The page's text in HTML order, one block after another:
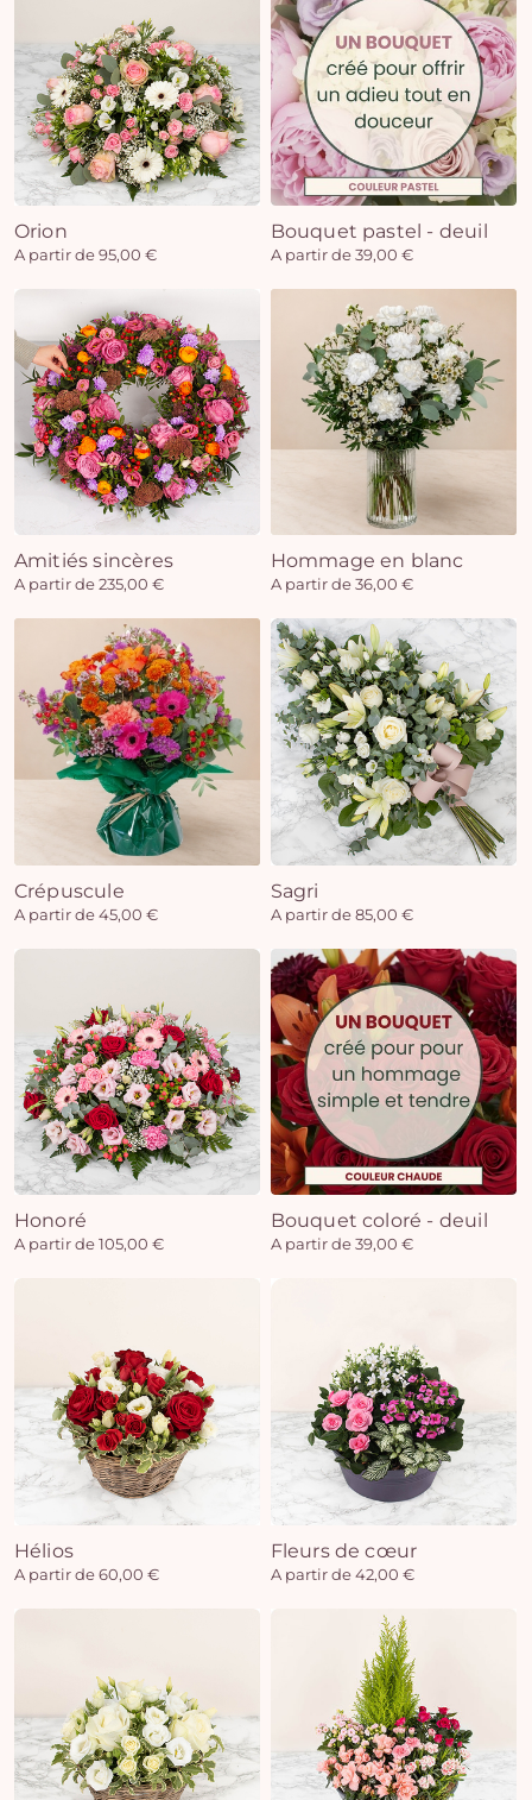
Orion
A partir de 95,00 €
Bouquet pastel - deuil
A partir de 39,00 €
Amitiés sincères
A partir de 235,00 €
Hommage en blanc
A partir de 36,00 €
Crépuscule
A partir de 45,00 €
Sagri
A partir de 85,00 €
Honoré
A partir de 105,00 €
Bouquet coloré - deuil
A partir de 39,00 €
Hélios
A partir de 60,00 €
Fleurs de cœur
A partir de 42,00 €